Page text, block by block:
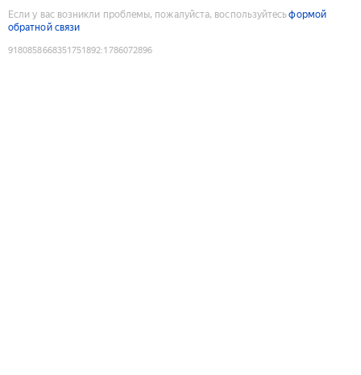
Если у вас возникли проблемы, пожалуйста, воспользуйтесьформой
обратной связи
9180858668351751892:1786072896